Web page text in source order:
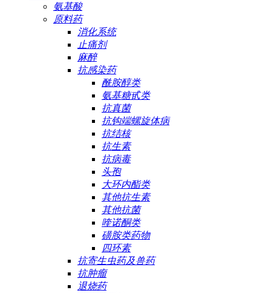
氨基酸
原料药
消化系统
止痛剂
麻醉
抗感染药
酰胺醇类
氨基糖甙类
抗真菌
抗钩端螺旋体病
抗结核
抗生素
抗病毒
头孢
大环内酯类
其他抗生素
其他抗菌
喹诺酮类
磺胺类药物
四环素
抗寄生虫药及兽药
抗肿瘤
退烧药